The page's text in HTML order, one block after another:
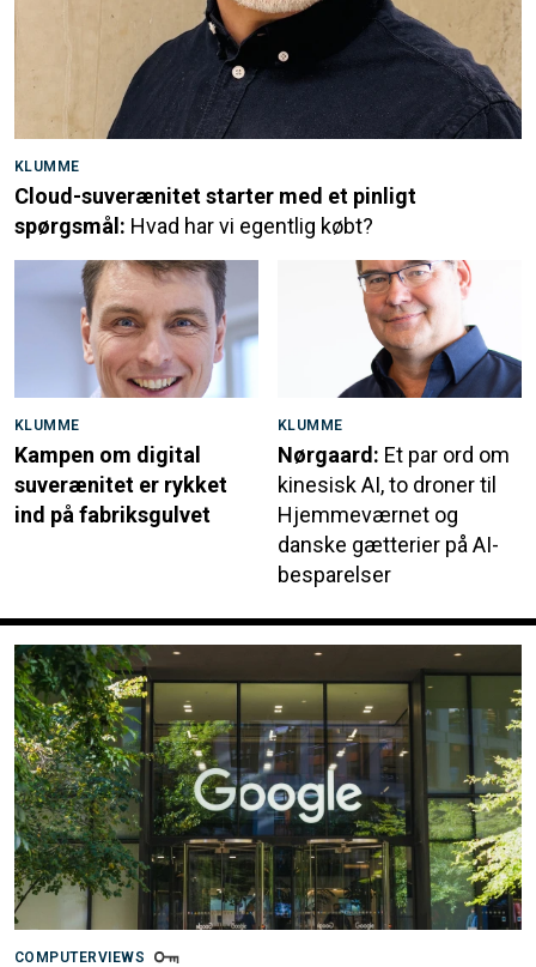
KLUMME
Cloud-suverænitet starter med et pinligt
spørgsmål: Hvad har vi egentlig købt?
KLUMME
Kampen om digital
suverænitet er rykket
ind på fabriksgulvet
KLUMME
Nørgaard: Et par ord om
kinesisk AI, to droner til
Hjemmeværnet og
danske gætterier på AI-
besparelser
COMPUTERVIEWS